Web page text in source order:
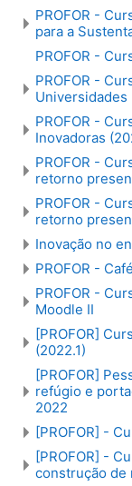
PROFOR -
para a
PROFOR -
PROFOR -
Universidades
PROFOR -
Inovadoras
PROFOR -
retorno
PROFOR -
retorno
Inovação no
PROFOR -
PROFOR -
Moodle II
[PROFOR]
(2022.1)
[PROFOR]
refúgio e
2022
[PROFOR] -
[PROFOR] -
construção de